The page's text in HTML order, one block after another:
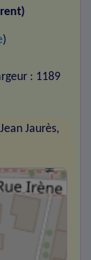
)
: 1189
Jaurès,